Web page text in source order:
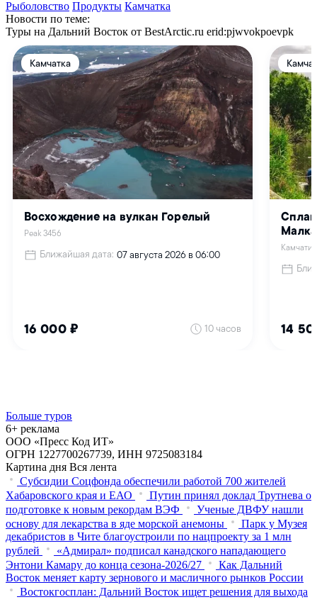
Рыболовство Продукты Камчатка
Новости по теме:
Туры на Дальний Восток от BestArctic.ru erid:pjwvokpoevpk
Больше туров
6+ реклама
ООО «Пресс Код ИТ»
ОГРН 1227700267739, ИНН 9725083184
Картина дня Вся лента
Субсидии Соцфонда обеспечили работой 700 жителей
Хабаровского края и ЕАО
Путин принял доклад Трутнева о
подготовке к новым рекордам ВЭФ
Ученые ДВФУ нашли
основу для лекарства в яде морской анемоны
Парк у Музея
декабристов в Чите благоустроили по нацпроекту за 1 млн
рублей
«Адмирал» подписал канадского нападающего
Энтони Камару до конца сезона-2026/27
Как Дальний
Восток меняет карту зернового и масличного рынков России
Востокгосплан: Дальний Восток ищет решения для выхода